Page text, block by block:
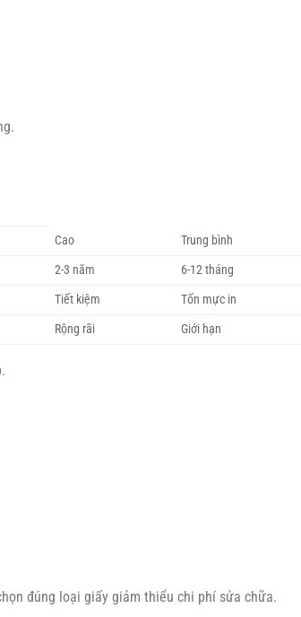
Cao
Trung bình
2-3 năm
6-12 tháng
Tiết kiệm
Tốn mực in
Rộng rãi Giới hạn
đúng loại giấy giảm thiểu chi phí sửa chữa.